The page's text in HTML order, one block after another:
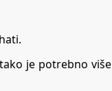
je potrebno više